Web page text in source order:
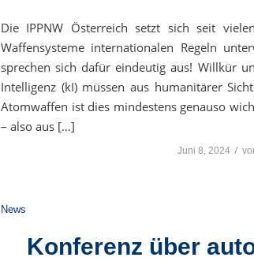
Die IPPNW Österreich setzt sich seit
Waffensysteme internationalen Regeln
sprechen sich dafür eindeutig aus! Willkür
Intelligenz (kI) müssen aus humanitärer
Atomwaffen ist dies mindestens genauso
– also aus […]
Juni 8, 2024 /
News
Konferenz über